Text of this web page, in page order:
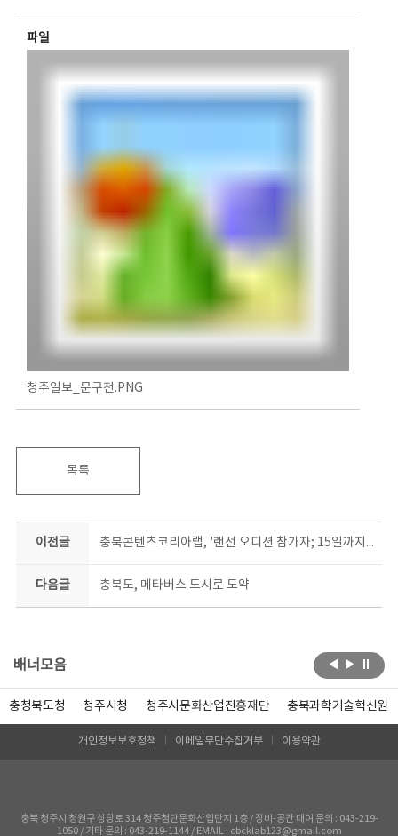
파일
청주일보_문구전.PNG
목록
이전글 충북콘텐츠코리아랩, '랜선 오디션 참가자; 15일까지 접수
다음글 충북도, 메타버스 도시로 도약
배너모음
충청북도청 청주시청 청주시문화산업진흥재단 충북과학기술혁신원
개인정보보호정책 이메일무단수집거부 이용약관
충북 청주시 청원구 상당로 314 청주첨단문화산업단지 1층 / 장비-공간 대여 문의 : 043-219-
1050 / 기타 문의 : 043-219-1144 / EMAIL : cbcklab123@gmail.com